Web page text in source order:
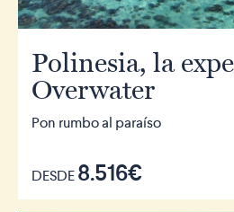
Polinesia, la
Overwater
Pon rumbo al paraíso
DESDE8.516€